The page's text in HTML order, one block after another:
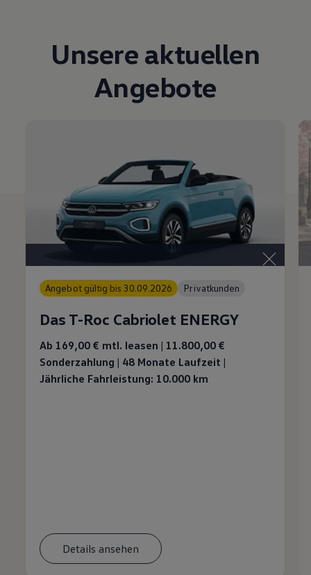
Unsere aktuellen
Angebote
Angebot gültig bis 30.09.2026 Privatkunden
Das T-Roc Cabriolet ENERGY
Ab 169,00 € mtl. leasen | 11.800,00 €
Sonderzahlung | 48 Monate Laufzeit |
Jährliche Fahrleistung: 10.000 km
Details ansehen